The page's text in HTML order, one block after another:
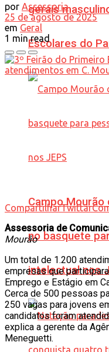
gerais
Escolares do
Campo
no basquete
intelectual nos
por Assessoria
25 de agosto de 2025
em Geral
1 min read
CompartilharTwittar
Assessoria de
Mourão
Um total de 1.200
empresas que
Emprego e Estágio em
Cerca de 500 pessoas
250 vagas para jovens
candidatos foram
explica a gerente da
Meneguetti.